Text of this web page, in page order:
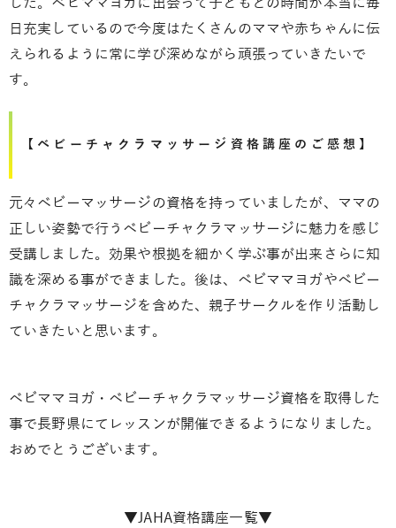
日充実しているので今度はたくさんのママや赤ちゃんに伝
えられるように常に学び深めながら頑張っていきたいで
す。
【ベビーチャクラマッサージ資格講座のご感想】
元々ベビーマッサージの資格を持っていましたが、ママの
正しい姿勢で行うベビーチャクラマッサージに魅力を感じ
受講しました。効果や根拠を細かく学ぶ事が出来さらに知
識を深める事ができました。後は、ベビママヨガやベビー
チャクラマッサージを含めた、親子サークルを作り活動し
ていきたいと思います。
ベビママヨガ・ベビーチャクラマッサージ資格を取得した
事で長野県にてレッスンが開催できるようになりました。
おめでとうございます。
▼JAHA資格講座一覧▼